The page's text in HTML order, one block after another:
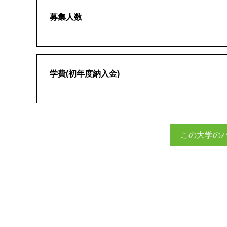
募集人数
学費(初年度納入金)
この大学の